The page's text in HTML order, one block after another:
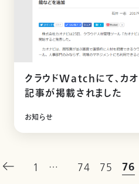
クラウドWatchにて、カ
記事が掲載されました
お知らせ
1 … 74 75 76